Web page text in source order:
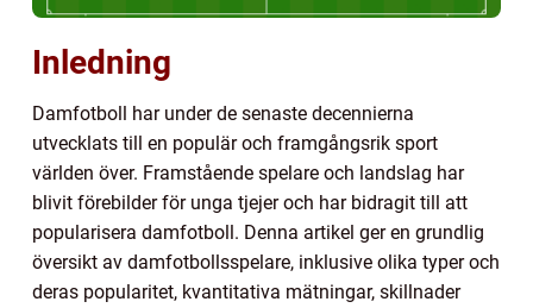
Inledning
Damfotboll har under de senaste decennierna
utvecklats till en populär och framgångsrik sport
världen över. Framstående spelare och landslag har
blivit förebilder för unga tjejer och har bidragit till att
popularisera damfotboll. Denna artikel ger en grundlig
översikt av damfotbollsspelare, inklusive olika typer och
deras popularitet, kvantitativa mätningar, skillnader